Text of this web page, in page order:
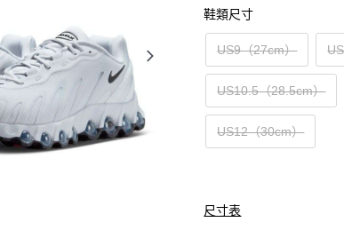
鞋類尺寸
US9（27cm）
US10.5（28.5cm）
US12（30cm）
尺寸表